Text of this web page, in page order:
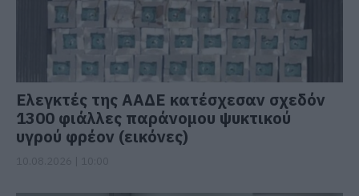
Ελεγκτές της ΑΑΔΕ κατέσχεσαν σχεδόν
1300 φιάλλες παράνομου ψυκτικού
υγρού φρέον (εικόνες)